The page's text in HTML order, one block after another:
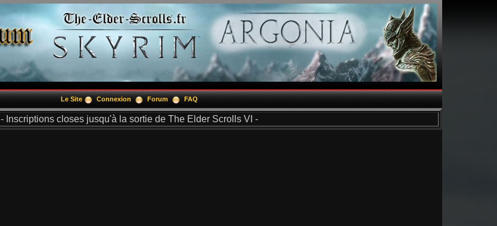
Le Site Connexion Forum FAQ
- Inscriptions closes jusqu'à la sortie de The Elder Scrolls VI -